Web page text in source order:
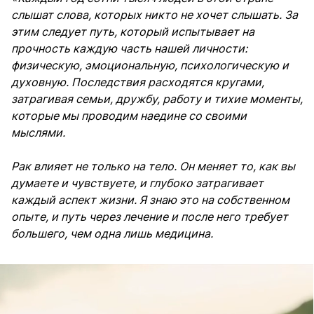
слышат слова, которых никто не хочет слышать. За
этим следует путь, который испытывает на
прочность каждую часть нашей личности:
физическую, эмоциональную, психологическую и
духовную. Последствия расходятся кругами,
затрагивая семьи, дружбу, работу и тихие моменты,
которые мы проводим наедине со своими
мыслями.
Рак влияет не только на тело. Он меняет то, как вы
думаете и чувствуете, и глубоко затрагивает
каждый аспект жизни. Я знаю это на собственном
опыте, и путь через лечение и после него требует
большего, чем одна лишь медицина.